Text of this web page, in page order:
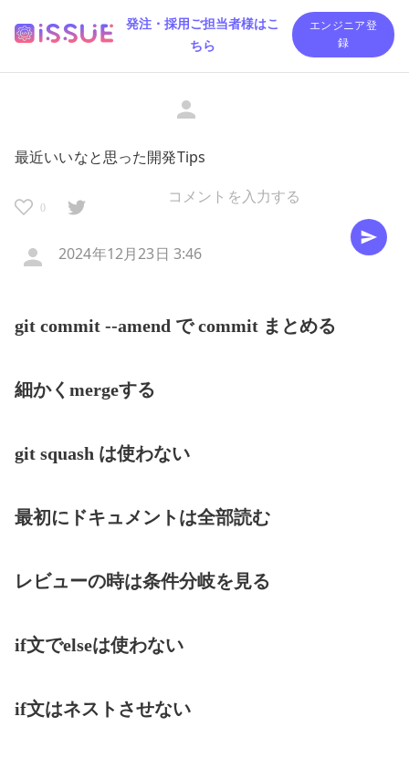
発注・採用ご担当者様はこ
ちら
エンジニア登
録
最近いいなと思った開発Tips
0
2024年12月23日 3:46
git commit --amend で commit まとめる
細かくmergeする
git squash は使わない
最初にドキュメントは全部読む
レビューの時は条件分岐を見る
if文でelseは使わない
if文はネストさせない